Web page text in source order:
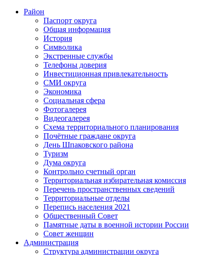
Район
Паспорт округа
Общая информация
История
Символика
Экстренные службы
Телефоны доверия
Инвестиционная привлекательность
СМИ округа
Экономика
Социальная сфера
Фотогалерея
Видеогалерея
Схема территориального планирования
Почётные граждане округа
День Шпаковского района
Туризм
Дума округа
Контрольно счетный орган
Территориальная избирательная комиссия
Перечень пространственных сведений
Территориальные отделы
Перепись населения 2021
Общественный Совет
Памятные даты в военной истории России
Совет женщин
Администрация
Структура администрации округа